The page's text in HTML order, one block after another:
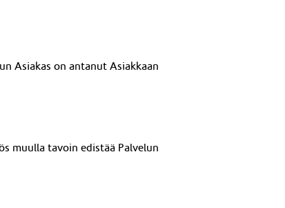
Asiakas on antanut Asiakkaan
muulla tavoin edistää Palvelun